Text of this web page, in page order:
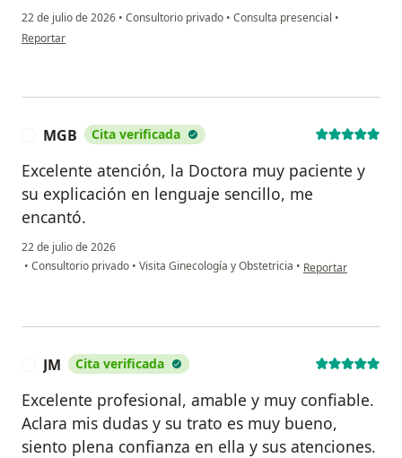
22 de julio de 2026 • Consultorio privado • Consulta presencial •
en opinión del usuario Marta N
Reportar
MGB Cita verificada
Excelente atención, la Doctora muy paciente y
su explicación en lenguaje sencillo, me
encantó.
22 de julio de 2026
• Consultorio privado • Visita Ginecología y Obstetricia • en opinión del
Reportar
JM Cita verificada
Excelente profesional, amable y muy confiable.
Aclara mis dudas y su trato es muy bueno,
siento plena confianza en ella y sus atenciones.